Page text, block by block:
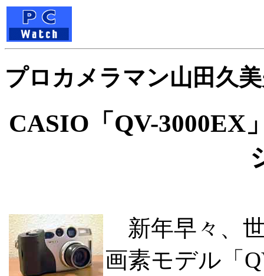
プロカメラマン山田久
CASIO「QV-3000EX
新年早々、
画素モデル「